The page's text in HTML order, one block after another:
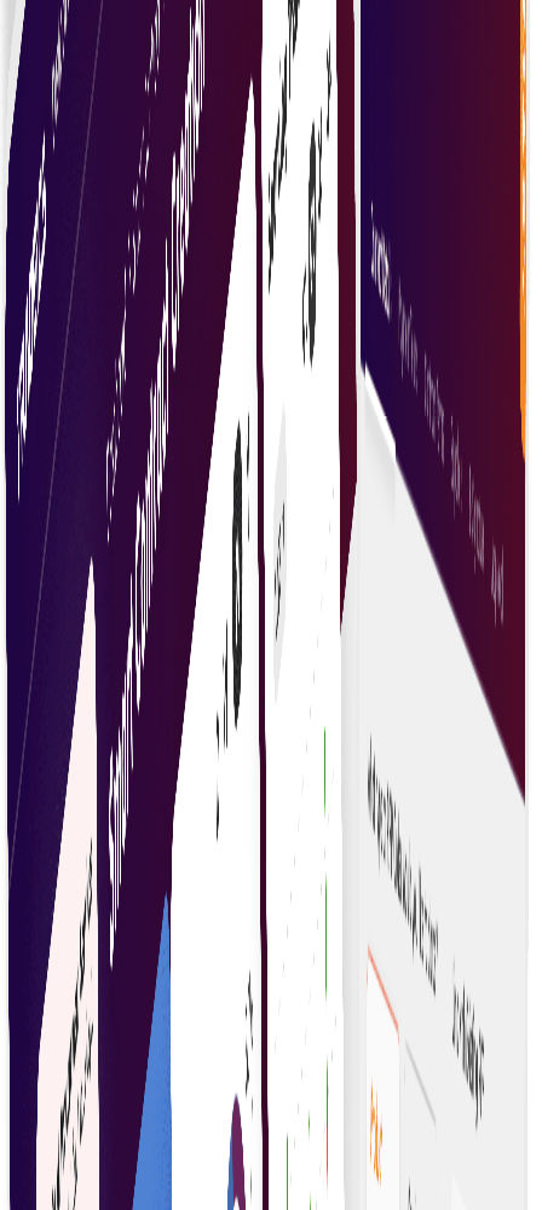
شفاف عملدرآمد
معاہدے کے عملدرآمد میں شفافیت حاصل کریں جہاں تمام
فریق تعمیل اور کارکردگی کی تصدیق کر سکیں۔
بغیر ثالث کنٹریکٹس
بغیر ثالثوں کے اعتماد بنائیں—سمارٹ کنٹریکٹس کوڈ کی
بنیاد پر خود بخود نافذ ہوتے ہیں۔
موثر سیٹلمنٹس
معاہداتی ذمہ داریوں کو خودکار اور آسان بنا کر سیٹلمنٹس
تیز کریں۔
غلطی میں کمی
کوڈ سے معاہدے کی شرائط درست اور مستقل طور پر نافذ کر
کے انسانی غلطیاں کم کریں۔
خودکار معاہدے
پہلے سے طے شدہ شرائط پر معاہدے خود بخود نافذ کر کے
دستی مداخلت اور غلطیاں کم کریں۔